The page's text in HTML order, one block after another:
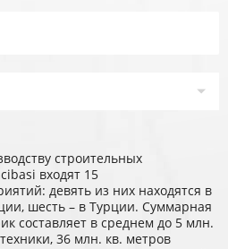
строительных
входят 15
девять из них находятся в
шесть – в Турции. Суммарная
составляет в среднем до 5 млн.
36 млн. кв. метров